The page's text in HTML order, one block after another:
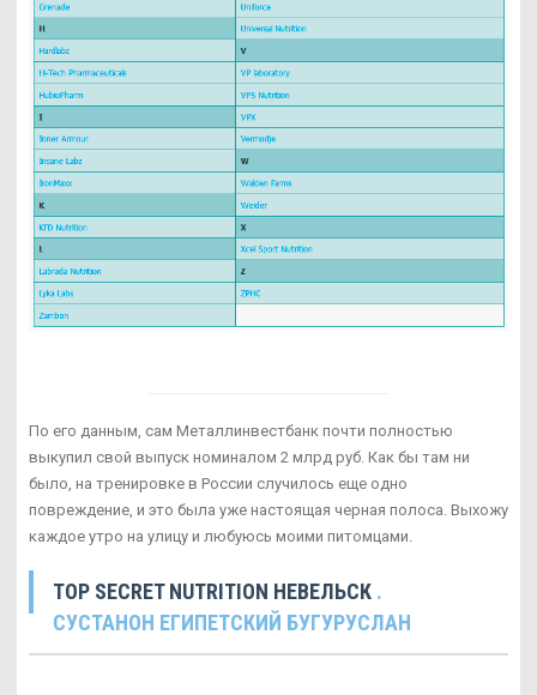
По его данным, сам Металлинвестбанк почти полностью
выкупил свой выпуск номиналом 2 млрд руб. Как бы там ни
было, на тренировке в России случилось еще одно
повреждение, и это была уже настоящая черная полоса. Выхожу
каждое утро на улицу и любуюсь моими питомцами.
TOP SECRET NUTRITION НЕВЕЛЬСК .
СУСТАНОН ЕГИПЕТСКИЙ БУГУРУСЛАН